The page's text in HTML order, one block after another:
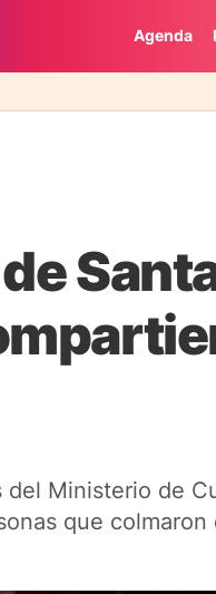
Agenda
del Ministerio de
que colmaron